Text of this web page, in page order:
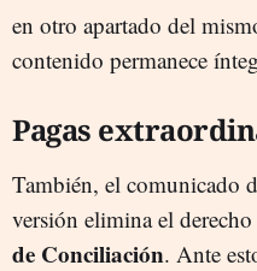
en otro apartado del
contenido permanece
Pagas
También, el comunicado
versión elimina el
de Conciliación. Ante